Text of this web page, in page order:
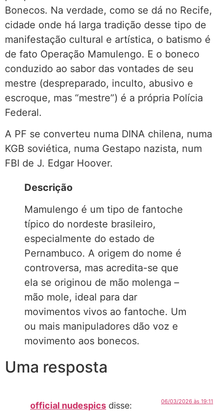
Bonecos. Na verdade, como se dá no Recife,
cidade onde há larga tradição desse tipo de
manifestação cultural e artística, o batismo é
de fato Operação Mamulengo. E o boneco
conduzido ao sabor das vontades de seu
mestre (despreparado, inculto, abusivo e
escroque, mas “mestre”) é a própria Polícia
Federal.
A PF se converteu numa DINA chilena, numa
KGB soviética, numa Gestapo nazista, num
FBI de J. Edgar Hoover.
Descrição
Mamulengo é um tipo de fantoche
típico do nordeste brasileiro,
especialmente do estado de
Pernambuco. A origem do nome é
controversa, mas acredita-se que
ela se originou de mão molenga –
mão mole, ideal para dar
movimentos vivos ao fantoche. Um
ou mais manipuladores dão voz e
movimento aos bonecos.
Uma resposta
official nudespics disse: 06/03/2026 às 19:11